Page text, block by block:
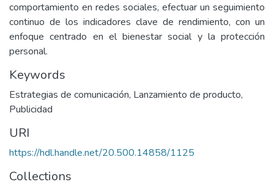
comportamiento en redes sociales, efectuar un seguimiento
continuo de los indicadores clave de rendimiento, con un
enfoque centrado en el bienestar social y la protección
personal.
Keywords
Estrategias de comunicación, Lanzamiento de producto,
Publicidad
URI
https://hdl.handle.net/20.500.14858/1125
Collections